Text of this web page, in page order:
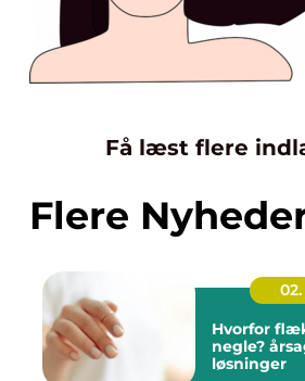
Få læst flere
Flere
Hvorfor
negle?
løsninger